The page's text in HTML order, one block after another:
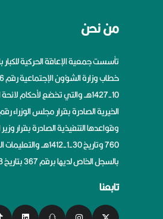
من نحن
تأسست جمعية الإعاقة الحركية
10-1427هــ والتي تخضع لأحكام
وقواعدها التنفيذية الصادرة بقرار
760 وتاريخ 30-1-
بالسجل الخاص لديها برقم 367 بتاريخ 18-7-1428هــ.
تابعنا